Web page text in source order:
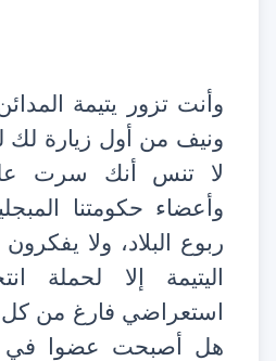
وأنت تزور يتيمة
ونيف من أول زيارة لك
لا تنس أنك سرت
وأعضاء حكومتنا
ربوع البلاد، ولا
اليتيمة إلا لحملة
استعراضي فارغ من
هل أصبحت عضوا في